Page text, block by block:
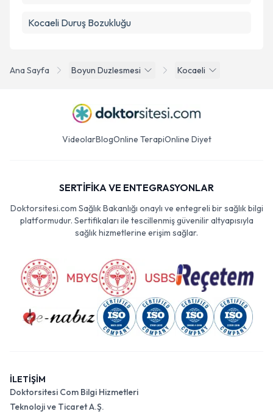
Ana Sayfa Boyun Duzlesmesi Kocaeli
Kocaeli Duruş Bozukluğu
VideolarBlogOnline TerapiOnline Diyet
SERTİFİKA VE ENTEGRASYONLAR
Doktorsitesi.com Sağlık Bakanlığı onaylı ve entegreli bir sağlık bilgi
platformudur. Sertifikaları ile tescillenmiş güvenilir altyapısıyla
sağlık hizmetlerine erişim sağlar.
İLETİŞİM
Doktorsitesi Com Bilgi Hizmetleri
Teknoloji ve Ticaret A.Ş.